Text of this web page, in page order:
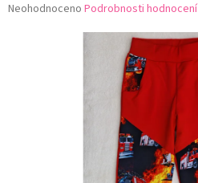
Průměrné
Neohodnoceno Podrobnosti hodnocení